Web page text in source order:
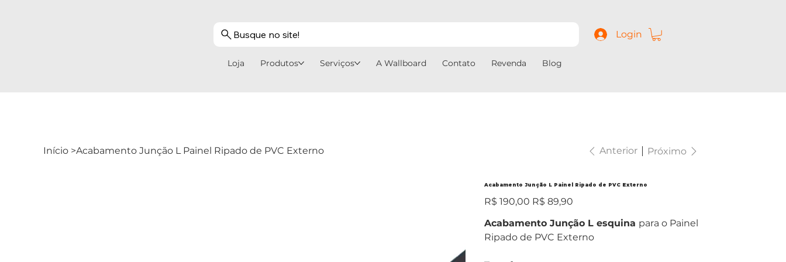
Busque no site! Login
Loja Produtos Serviços A Wallboard Contato Revenda Blog
Início >Acabamento Junção L Painel Ripado de PVC Externo Anterior Próximo
Acabamento Junção L Painel Ripado de PVC Externo
Preço
original
R$ 190,00 Preço
promocional
R$ 89,90
Acabamento Junção L esquina para o Painel
Ripado de PVC Externo